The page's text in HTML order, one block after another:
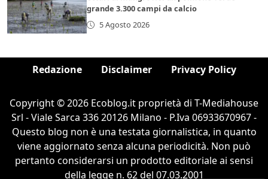
grande 3.300 campi da calcio
5 Agosto 2026
Redazione Disclaimer Privacy Policy
Copyright © 2026 Ecoblog.it proprietà di T-Mediahouse
Srl - Viale Sarca 336 20126 Milano - P.Iva 06933670967 -
Questo blog non è una testata giornalistica, in quanto
viene aggiornato senza alcuna periodicità. Non può
pertanto considerarsi un prodotto editoriale ai sensi
della legge n. 62 del 07.03.2001